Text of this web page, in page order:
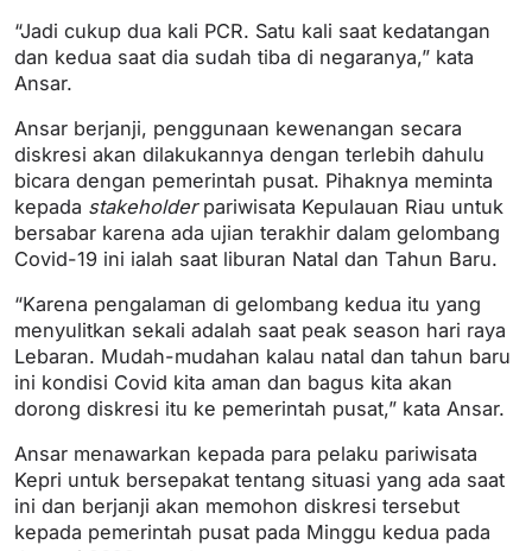
“Jadi cukup dua kali PCR. Satu kali saat kedatangan
dan kedua saat dia sudah tiba di negaranya,” kata
Ansar.
Ansar berjanji, penggunaan kewenangan secara
diskresi akan dilakukannya dengan terlebih dahulu
bicara dengan pemerintah pusat. Pihaknya meminta
kepada stakeholderpariwisata Kepulauan Riau untuk
bersabar karena ada ujian terakhir dalam gelombang
Covid-19 ini ialah saat liburan Natal dan Tahun Baru.
“Karena pengalaman di gelombang kedua itu yang
menyulitkan sekali adalah saat peak season hari raya
Lebaran. Mudah-mudahan kalau natal dan tahun baru
ini kondisi Covid kita aman dan bagus kita akan
dorong diskresi itu ke pemerintah pusat,” kata Ansar.
Ansar menawarkan kepada para pelaku pariwisata
Kepri untuk bersepakat tentang situasi yang ada saat
ini dan berjanji akan memohon diskresi tersebut
kepada pemerintah pusat pada Minggu kedua pada